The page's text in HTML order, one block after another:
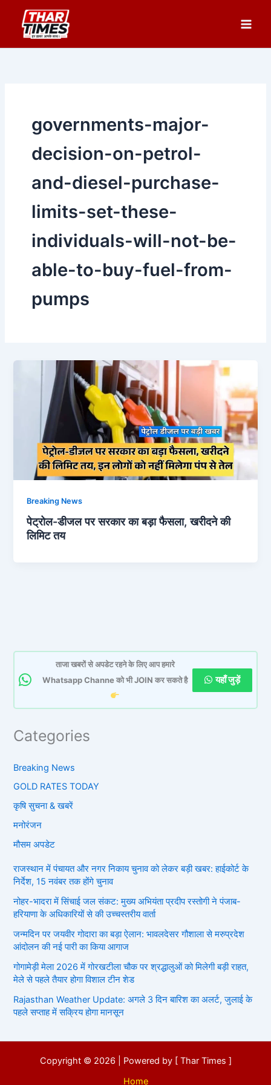
content
governments-major-
decision-on-petrol-
and-diesel-purchase-
limits-set-these-
individuals-will-not-be-
able-to-buy-fuel-from-
pumps
Breaking News
पेट्रोल-डीजल पर सरकार का बड़ा फैसला, खरीदने की
लिमिट तय
ताजा खबरों से अपडेट रहने के लिए आप हमारे
Whatsapp Channe को भी JOIN कर सकते है
यहाँ जुड़ें
Categories
Breaking News
GOLD RATES TODAY
कृषि सुचना & खबरें
मनोरंजन
मौसम अपडेट
राजस्थान में पंचायत और नगर निकाय चुनाव को लेकर बड़ी खबर: हाईकोर्ट के
निर्देश, 15 नवंबर तक होंगे चुनाव
नोहर-भादरा में सिंचाई जल संकट: मुख्य अभियंता प्रदीप रस्तोगी ने पंजाब-
हरियाणा के अधिकारियों से की उच्चस्तरीय वार्ता
जन्मदिन पर जयवीर गोदारा का बड़ा ऐलान: भावलदेसर गौशाला से मरुप्रदेश
आंदोलन की नई पारी का किया आगाज
गोगामेड़ी मेला 2026 में गोरखटीला चौक पर श्रद्धालुओं को मिलेगी बड़ी राहत,
मेले से पहले तैयार होगा विशाल टीन शेड
Rajasthan Weather Update: अगले 3 दिन बारिश का अलर्ट, जुलाई के
पहले सप्ताह में सक्रिय होगा मानसून
Copyright © 2026 | Powered by [ Thar Times ]
Home